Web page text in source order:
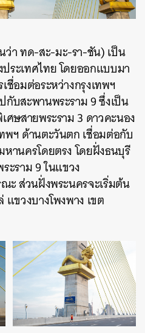
า ทด-สะ-มะ-รา-ชัน) เป็น
ระเทศไทย โดยออกแบบมา
ชื่อมต่อระหว่างกรุงเทพฯ
บสะพานพระราม 9 ซึ่งเป็น
ศษสายพระราม 3 ดาวคะนอง
พฯ ด้านตะวันตก เชื่อมต่อกับ
านครโดยตรง โดยฝั่งธนบุรี
ะราม 9 ในแขวง
ะ ส่วนฝั่งพระนครจะเริ่มต้น
ขวงบางโพงพาง เขต